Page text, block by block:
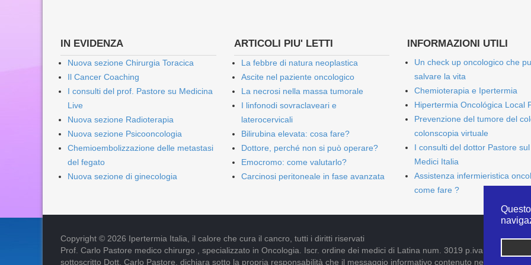
IN EVIDENZA
Nuova sezione Chirurgia Toracica
Il Cancer Coaching
I consulti del prof. Pastore su Medicina
Live
Nuova sezione Radioterapia
Nuova sezione Psicooncologia
Chemioembolizzazione delle metastasi
del fegato
Nuova sezione di ginecologia
ARTICOLI PIU' LETTI
La febbre di natura neoplastica
Ascite nel paziente oncologico
La necrosi nella massa tumorale
I linfonodi sovraclaveari e
laterocervicali
Bilirubina elevata: cosa fare?
Dottore, perché non si può operare?
Emocromo: come valutarlo?
Carcinosi peritoneale in fase avanzata
INFORMAZIONI UTILI
Un check up oncologico che
salvare la vita
Chemioterapia e Ipertermia
Hipertermia Oncológica Local
Prevenzione del tumore del
colonscopia virtuale
I consulti del dottor Pastore
Medici Italia
Assistenza infermieristica
come fare ?
Copyright © 2026 Ipertermia Italia, il calore che cura il cancro, tutti i diritti riservati
Prof. Carlo Pastore medico chirurgo , specializzato in Oncologia. Iscr. ordine dei medici di Latina num. 3019 p.iva
sottoscritto Dott. Carlo Pastore, dichiara sotto la propria responsabilità che il messaggio informativo contenuto nel presente